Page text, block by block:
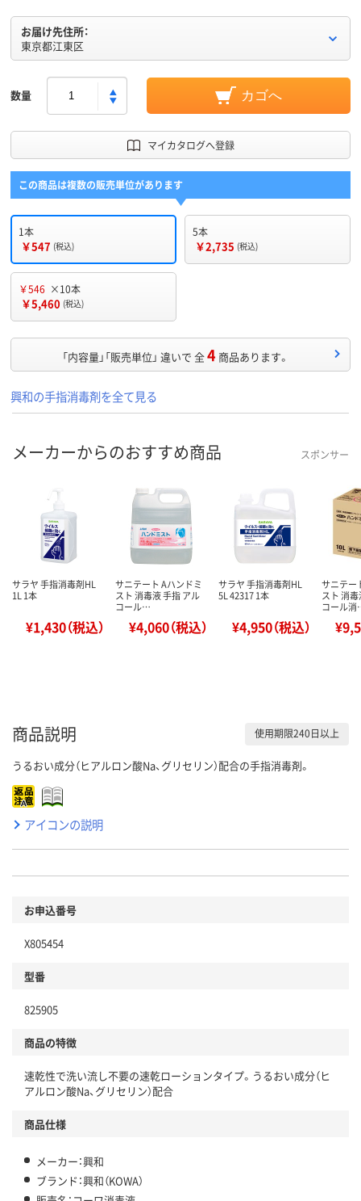
お届け先住所：
東京都江東区
数量 カゴへ
マイカタログへ登録
この商品は複数の販売単位があります
1本
￥547 (税込)
5本
￥2,735 (税込)
￥546 ×10本
￥5,460 (税込)
「内容量」「販売単位」 違いで 全4 商品あります。
興和の手指消毒剤を全て見る
メーカーからのおすすめ商品 スポンサー
サラヤ 手指消毒剤HL
1L 1本
¥1,430（税込）
サニテート Aハンドミ
スト 消毒液 手指 アル
コール…
¥4,060（税込）
サラヤ 手指消毒剤HL
5L 42317 1本
¥4,950（税込）
サニテー
スト 消
コール
商品説明 使用期限240日以上
うるおい成分（ヒアルロン酸Na、グリセリン）配合の手指消毒剤。
アイコンの説明
お申込番号
X805454
型番
825905
商品の特徴
速乾性で洗い流し不要の速乾ローションタイプ。うるおい成分（ヒ
アルロン酸Na、グリセリン）配合
商品仕様
メーカー：興和
ブランド：興和（KOWA）